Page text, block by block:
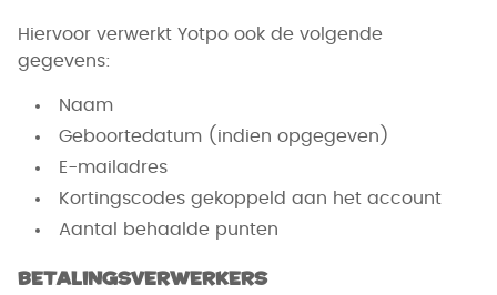
Hiervoor verwerkt Yotpo ook de volgende
gegevens:
Naam
Geboortedatum (indien opgegeven)
E-mailadres
Kortingscodes gekoppeld aan het account
Aantal behaalde punten
Betalingsverwerkers